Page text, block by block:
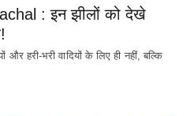
: इन झीलों को देखे
और हरी-भरी वादियों के लिए ही नहीं, बल्कि